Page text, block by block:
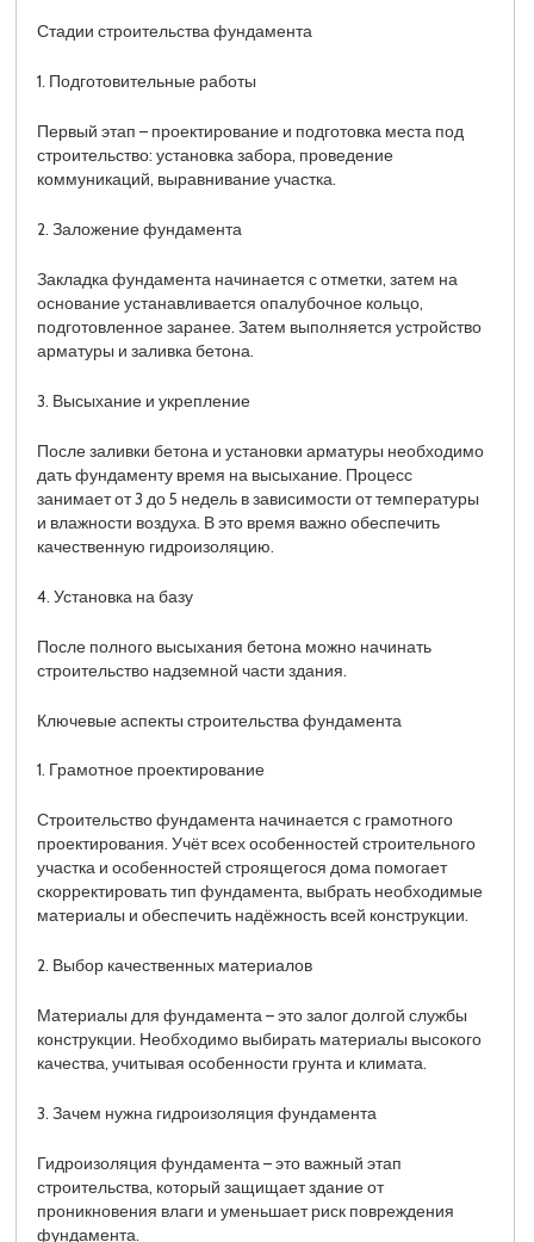
Стадии строительства фундамента
1. Подготовительные работы
Первый этап – проектирование и подготовка места под
строительство: установка забора, проведение
коммуникаций, выравнивание участка.
2. Заложение фундамента
Закладка фундамента начинается с отметки, затем на
основание устанавливается опалубочное кольцо,
подготовленное заранее. Затем выполняется устройство
арматуры и заливка бетона.
3. Высыхание и укрепление
После заливки бетона и установки арматуры необходимо
дать фундаменту время на высыхание. Процесс
занимает от 3 до 5 недель в зависимости от температуры
и влажности воздуха. В это время важно обеспечить
качественную гидроизоляцию.
4. Установка на базу
После полного высыхания бетона можно начинать
строительство надземной части здания.
Ключевые аспекты строительства фундамента
1. Грамотное проектирование
Строительство фундамента начинается с грамотного
проектирования. Учёт всех особенностей строительного
участка и особенностей строящегося дома помогает
скорректировать тип фундамента, выбрать необходимые
материалы и обеспечить надёжность всей конструкции.
2. Выбор качественных материалов
Материалы для фундамента – это залог долгой службы
конструкции. Необходимо выбирать материалы высокого
качества, учитывая особенности грунта и климата.
3. Зачем нужна гидроизоляция фундамента
Гидроизоляция фундамента – это важный этап
строительства, который защищает здание от
проникновения влаги и уменьшает риск повреждения
фундамента.